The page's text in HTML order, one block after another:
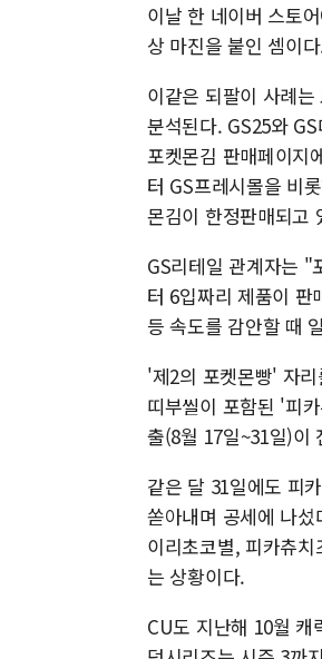
이날 한 네이버 스토
상 마진을 붙인 셈이
이같은 되팔이 사례
분석된다. GS25와
포켓몬김 판매페이지
터 GS프레시몰을 비
몬김이 한정판매되고
GS리테일 관계자는 "
터 6입짜리 제품이
등 속도를 감안할 때
'제2의 포켓몬빵' 자
띠부씰이 포함된 '피
출(8월 17일~31일)이
같은 달 31일에도 피
쏟아내며 공세에 나
이리초코별, 피카츄
는 상황이다.
CU도 지난해 10월